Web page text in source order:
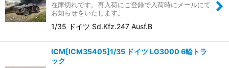
在庫切れです。再入荷にご登録で入荷時にメールにて
お知らせをいたします。
1/35 ドイツ Sd.Kfz.247 Ausf.B
ICM[ICM35405]1/35 ドイツ LG3000 6輪トラ
ック